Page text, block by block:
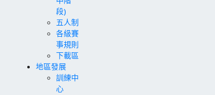
段)
五人制
各級賽
事規則
下載區
地區發展
訓練中
心